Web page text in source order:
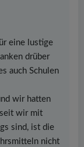
eine lustige
drüber
auch Schulen
wir hatten
seit wir mit
sind, ist die
nicht